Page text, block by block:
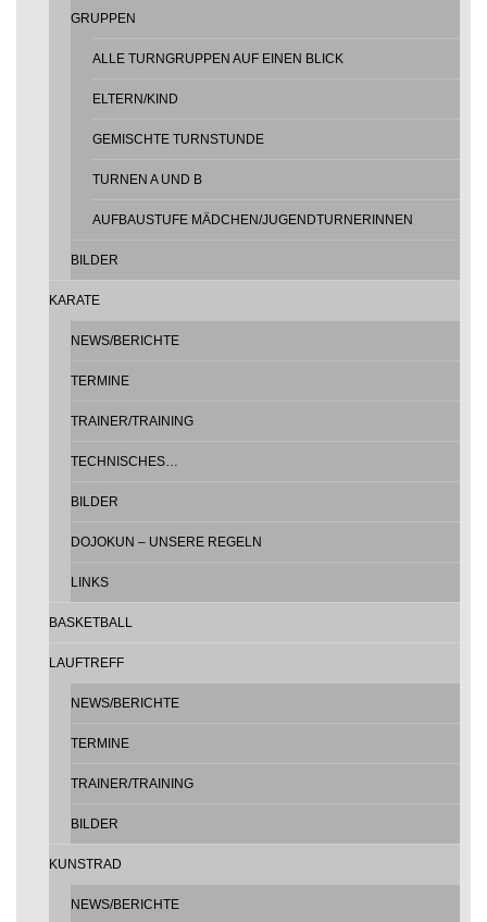
GRUPPEN
ALLE TURNGRUPPEN AUF EINEN BLICK
ELTERN/KIND
GEMISCHTE TURNSTUNDE
TURNEN A UND B
AUFBAUSTUFE MÄDCHEN/JUGENDTURNERINNEN
BILDER
KARATE
NEWS/BERICHTE
TERMINE
TRAINER/TRAINING
TECHNISCHES…
BILDER
DOJOKUN – UNSERE REGELN
LINKS
BASKETBALL
LAUFTREFF
NEWS/BERICHTE
TERMINE
TRAINER/TRAINING
BILDER
KUNSTRAD
NEWS/BERICHTE